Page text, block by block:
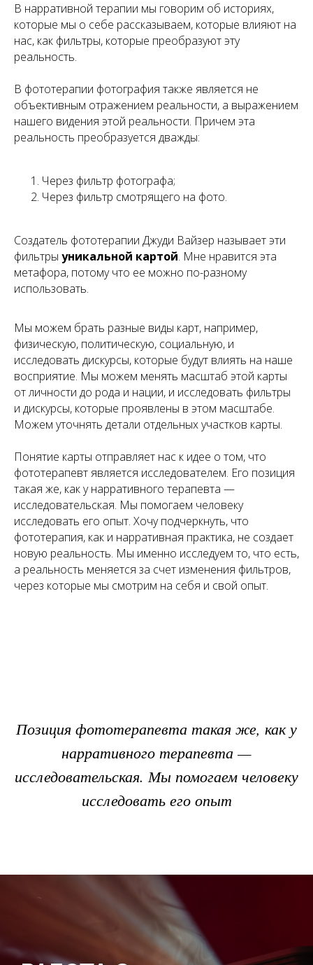
В нарративной терапии мы говорим об историях,
которые мы о себе рассказываем, которые влияют на
нас, как фильтры, которые преобразуют эту
реальность.
В фототерапии фотография также является не
объективным отражением реальности, а выражением
нашего видения этой реальности. Причем эта
реальность преобразуется дважды:
Через фильтр фотографа;
Через фильтр смотрящего на фото.
Создатель фототерапии Джуди Вайзер называет эти
фильтры уникальной картой. Мне нравится эта
метафора, потому что ее можно по-разному
использовать.
Мы можем брать разные виды карт, например,
физическую, политическую, социальную, и
исследовать дискурсы, которые будут влиять на наше
восприятие. Мы можем менять масштаб этой карты
от личности до рода и нации, и исследовать фильтры
и дискурсы, которые проявлены в этом масштабе.
Можем уточнять детали отдельных участков карты.
Понятие карты отправляет нас к идее о том, что
фототерапевт является исследователем. Его позиция
такая же, как у нарративного терапевта —
исследовательская. Мы помогаем человеку
исследовать его опыт. Хочу подчеркнуть, что
фототерапия, как и нарративная практика, не создает
новую реальность. Мы именно исследуем то, что есть,
а реальность меняется за счет изменения фильтров,
через которые мы смотрим на себя и свой опыт.
Позиция фототерапевта такая же, как у
нарративного терапевта —
исследовательская. Мы помогаем человеку
исследовать его опыт